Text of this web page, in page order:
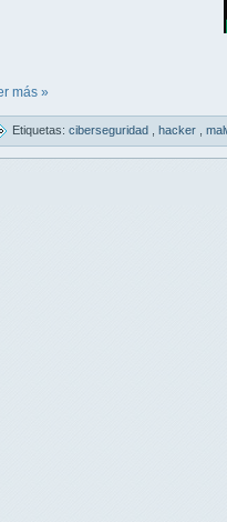
más »
Etiquetas: ciberseguridad hacker